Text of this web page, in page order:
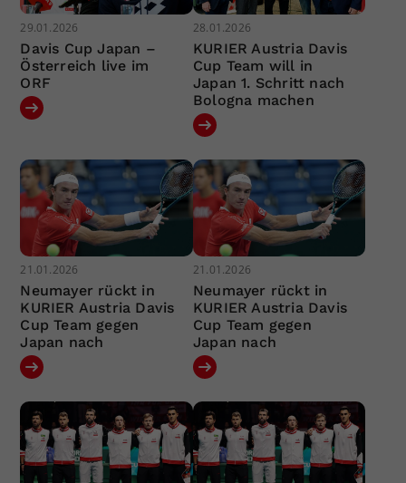
29.01.2026
Davis Cup Japan –
Österreich live im
ORF
28.01.2026
KURIER Austria Davis
Cup Team will in
Japan 1. Schritt nach
Bologna machen
21.01.2026
Neumayer rückt in
KURIER Austria Davis
Cup Team gegen
Japan nach
21.01.2026
Neumayer rückt in
KURIER Austria Davis
Cup Team gegen
Japan nach